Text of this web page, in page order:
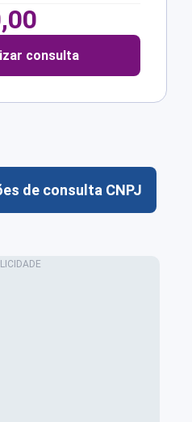
consulta
de consulta CNPJ